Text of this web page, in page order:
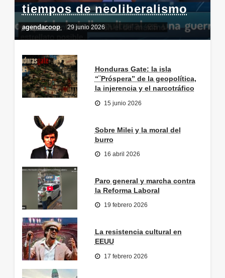
tiempos de neoliberalismo
agendacoop 29 junio 2026
Honduras Gate: la isla
“¨Próspera” de la geopolítica,
la injerencia y el narcotráfico
15 junio 2026
Sobre Milei y la moral del
burro
16 abril 2026
Paro general y marcha contra
la Reforma Laboral
19 febrero 2026
La resistencia cultural en
EEUU
17 febrero 2026